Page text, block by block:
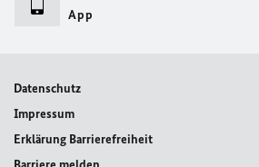
App
Datenschutz
Impressum
Erklärung Barrierefreiheit